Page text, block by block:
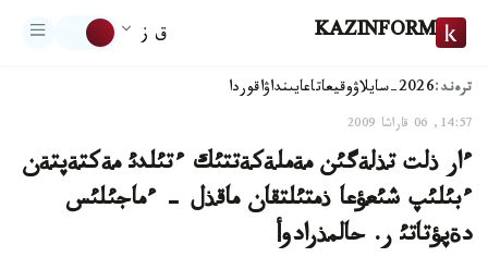
KAZINFORM ق ز
ترەند:2026-سايلاۋ وقيعاتاعايىنداۋاقوردا
14:57, 06 قاراشا 2009
ءار ذلت تذلةگئن مةملةكةتتئك ءتئلدئ مةكتةپتةن
ءبئلئپ شئعؤعا ذمتئلتقان ماقذل - ءماجئلئس
دةپؤتاتئ ر. حالمذرادوأ